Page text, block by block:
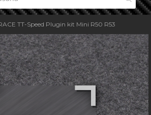
TT-Speed Plugin kit Mini R50 R53